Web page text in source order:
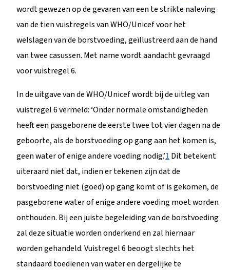
wordt gewezen op de gevaren van een te strikte naleving
van de tien vuistregels van WHO/Unicef voor het
welslagen van de borstvoeding, geïllustreerd aan de hand
van twee casussen. Met name wordt aandacht gevraagd
voor vuistregel 6.
In de uitgave van de WHO/Unicef wordt bij de uitleg van
vuistregel 6 vermeld: ‘Onder normale omstandigheden
heeft een pasgeborene de eerste twee tot vier dagen na de
geboorte, als de borstvoeding op gang aan het komen is,
geen water of enige andere voeding nodig.’1 Dit betekent
uiteraard niet dat, indien er tekenen zijn dat de
borstvoeding niet (goed) op gang komt of is gekomen, de
pasgeborene water of enige andere voeding moet worden
onthouden. Bij een juiste begeleiding van de borstvoeding
zal deze situatie worden onderkend en zal hiernaar
worden gehandeld. Vuistregel 6 beoogt slechts het
standaard toedienen van water en dergelijke te